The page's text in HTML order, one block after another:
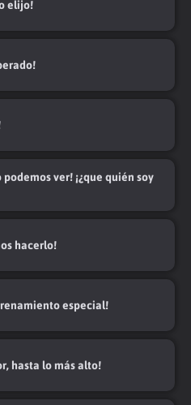
elijo!
podemos ver! ¡¿que quién soy
hacerlo!
especial!
hasta lo más alto!